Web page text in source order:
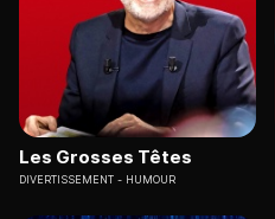
Les Grosses Têtes
DIVERTISSEMENT HUMOUR